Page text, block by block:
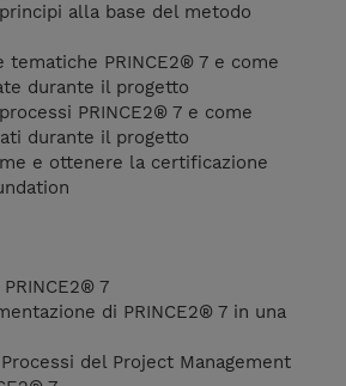
alla base del metodo
tematiche PRINCE2® 7 e come
durante il progetto
PRINCE2® 7 e come
durante il progetto
e ottenere la certificazione
7
di PRINCE2® 7 in una
del Project Management